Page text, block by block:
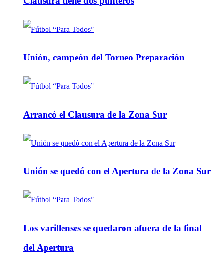
Unión, campeón del Torneo Preparación
Arrancó el Clausura de la Zona Sur
Unión se quedó con el Apertura de la Zona Sur
Los varillenses se quedaron afuera de la final
del Apertura